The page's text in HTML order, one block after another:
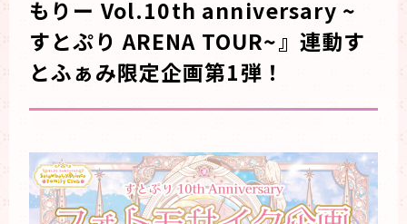
もりー Vol.10th anniversary ~
すとぷり ARENA TOUR~』連動す
とふぁみ限定企画第1弾！